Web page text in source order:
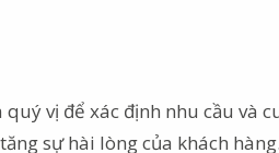
vị để xác định nhu cầu và
sự hài lòng của khách hàng.